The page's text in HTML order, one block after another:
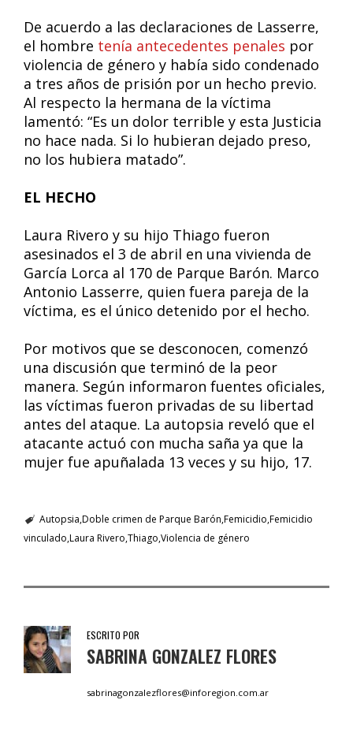
De acuerdo a las declaraciones de Lasserre,
el hombre tenía antecedentes penales por
violencia de género y había sido condenado
a tres años de prisión por un hecho previo.
Al respecto la hermana de la víctima
lamentó: “Es un dolor terrible y esta Justicia
no hace nada. Si lo hubieran dejado preso,
no los hubiera matado”.
EL HECHO
Laura Rivero y su hijo Thiago fueron
asesinados el 3 de abril en una vivienda de
García Lorca al 170 de Parque Barón. Marco
Antonio Lasserre, quien fuera pareja de la
víctima, es el único detenido por el hecho.
Por motivos que se desconocen, comenzó
una discusión que terminó de la peor
manera. Según informaron fuentes oficiales,
las víctimas fueron privadas de su libertad
antes del ataque. La autopsia reveló que el
atacante actuó con mucha saña ya que la
mujer fue apuñalada 13 veces y su hijo, 17.
Autopsia Doble crimen de Parque Barón Femicidio Femicidio
vinculado Laura Rivero Thiago Violencia de género
ESCRITO POR
SABRINA GONZALEZ FLORES
sabrinagonzalezflores@inforegion.com.ar